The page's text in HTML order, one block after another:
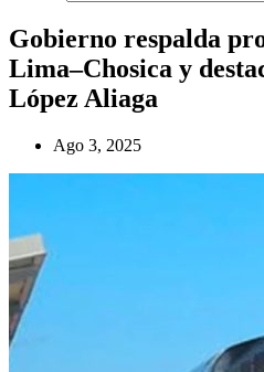
Gobierno respalda
Lima–Chosica y
López Aliaga
Ago 3, 2025